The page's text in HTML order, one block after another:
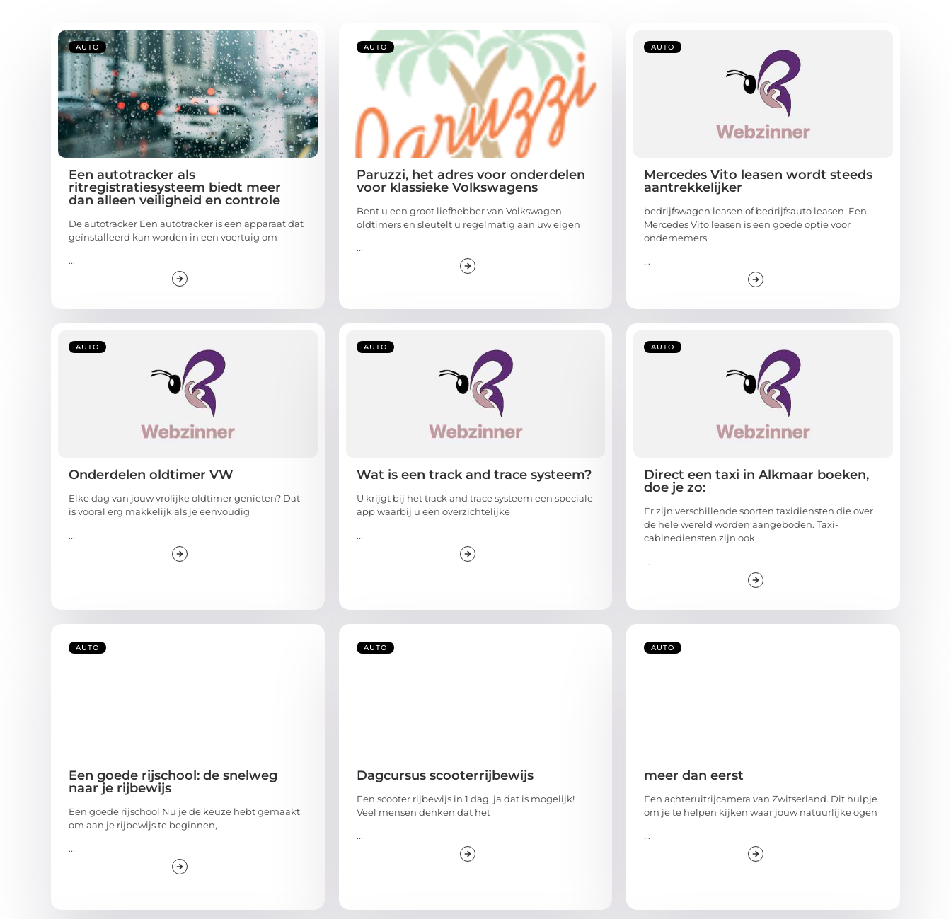
AUTO
Een autotracker als
ritregistratiesysteem biedt meer
dan alleen veiligheid en controle
De autotracker Een autotracker is een apparaat dat
geïnstalleerd kan worden in een voertuig om
...
AUTO
Paruzzi, het adres voor onderdelen
voor klassieke Volkswagens
Bent u een groot liefhebber van Volkswagen
oldtimers en sleutelt u regelmatig aan uw eigen
...
AUTO
Mercedes Vito leasen wordt steeds
aantrekkelijker
bedrijfswagen leasen of bedrijfsauto leasen Een
Mercedes Vito leasen is een goede optie voor
ondernemers
...
AUTO
Onderdelen oldtimer VW
Elke dag van jouw vrolijke oldtimer genieten? Dat
is vooral erg makkelijk als je eenvoudig
...
AUTO
Wat is een track and trace systeem?
U krijgt bij het track and trace systeem een speciale
app waarbij u een overzichtelijke
...
AUTO
Direct een taxi in Alkmaar boeken,
doe je zo:
Er zijn verschillende soorten taxidiensten die over
de hele wereld worden aangeboden. Taxi-
cabinediensten zijn ook
...
AUTO
Een goede rijschool: de snelweg
naar je rijbewijs
Een goede rijschool Nu je de keuze hebt gemaakt
om aan je rijbewijs te beginnen,
...
AUTO
Dagcursus scooterrijbewijs
Een scooter rijbewijs in 1 dag, ja dat is mogelijk!
Veel mensen denken dat het
...
AUTO
meer dan eerst
Een achteruitrijcamera van Zwitserland. Dit hulpje
om je te helpen kijken waar jouw natuurlijke ogen
...